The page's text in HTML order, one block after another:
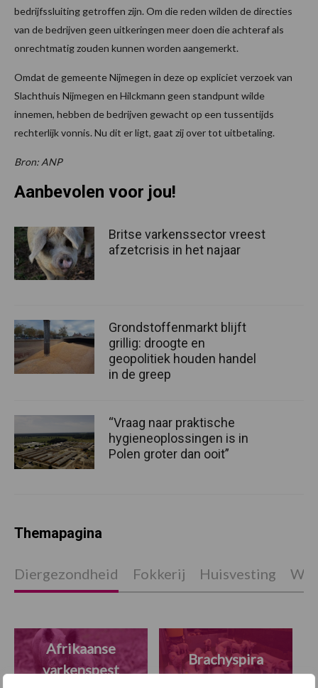
bedrijfssluiting getroffen zijn. Om die reden wilden de directies
van de bedrijven geen uitkeringen meer doen die achteraf als
onrechtmatig zouden kunnen worden aangemerkt.
Omdat de gemeente Nijmegen in deze op expliciet verzoek van
Slachthuis Nijmegen en Hilckmann geen standpunt wilde
innemen, hebben de bedrijven gewacht op een tussentijds
rechterlijk vonnis. Nu dit er ligt, gaat zij over tot uitbetaling.
Bron: ANP
Aanbevolen voor jou!
Britse varkenssector vreest
afzetcrisis in het najaar
Grondstoffenmarkt blijft
grillig: droogte en
geopolitiek houden handel
in de greep
“Vraag naar praktische
hygieneoplossingen is in
Polen groter dan ooit”
Themapagina
Diergezondheid Fokkerij Huisvesting
Afrikaanse
varkenspest
Brachyspira